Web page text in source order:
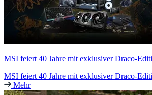
MSI feiert 40 Jahre mit exklusiver Draco-
MSI feiert 40 Jahre mit exklusiver Draco-
Mehr